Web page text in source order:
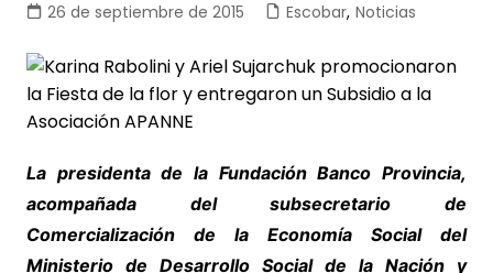
26 de septiembre de 2015 Escobar, Noticias
La presidenta de la Fundación Banco Provincia,
acompañada del subsecretario de
Comercialización de la Economía Social del
Ministerio de Desarrollo Social de la Nación y